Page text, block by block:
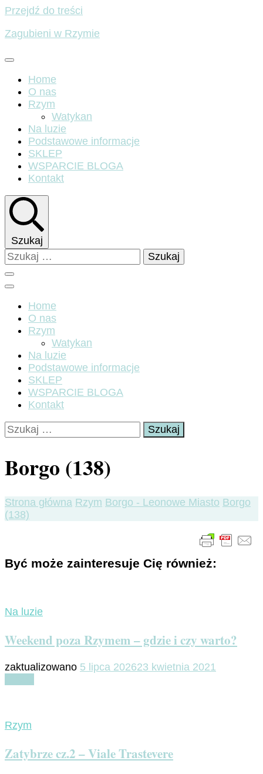
Przejdź do treści
Zagubieni w Rzymie
Home
O nas
Rzym
Watykan
Na luzie
Podstawowe informacje
SKLEP
WSPARCIE BLOGA
Kontakt
Szukaj
Szukaj:
Home
O nas
Rzym
Watykan
Na luzie
Podstawowe informacje
SKLEP
WSPARCIE BLOGA
Kontakt
Szukaj:
Borgo (138)
Strona główna Rzym Borgo - Leonowe Miasto Borgo
(138)
Być może zainteresuje Cię również:
Na luzie
Weekend poza Rzymem – gdzie i czy warto?
zaktualizowano 5 lipca 202623 kwietnia 2021
Rzym
Zatybrze cz.2 – Viale Trastevere